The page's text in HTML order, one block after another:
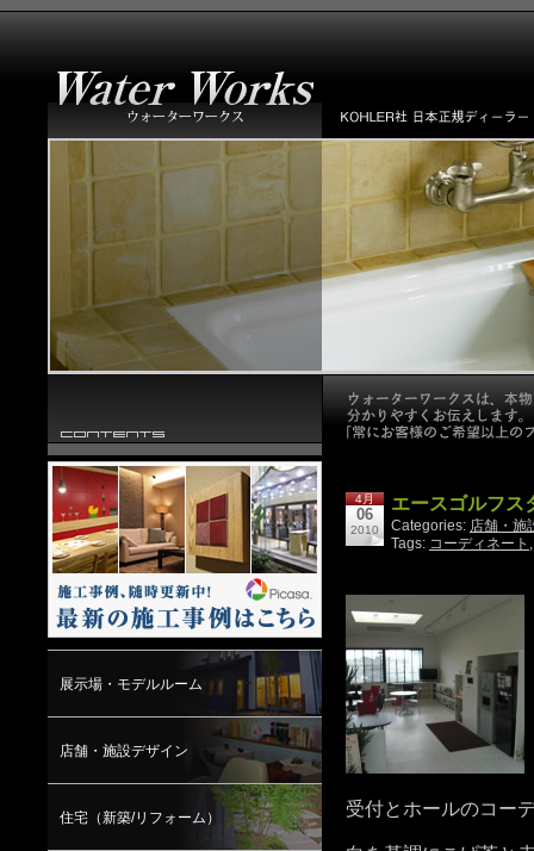
展示場・モデルルーム
店舗・施設デザイン
住宅（新築/リフォーム）
4月
06
2010
エースゴルフス
Categories: 店舗・施
Tags: コーディネート
受付とホールのコー